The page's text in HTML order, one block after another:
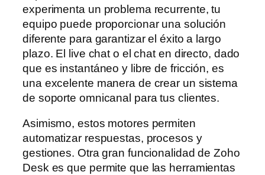
experimenta un problema recurrente, tu
equipo puede proporcionar una solución
diferente para garantizar el éxito a largo
plazo. El live chat o el chat en directo, dado
que es instantáneo y libre de fricción, es
una excelente manera de crear un sistema
de soporte omnicanal para tus clientes.
Asimismo, estos motores permiten
automatizar respuestas, procesos y
gestiones. Otra gran funcionalidad de Zoho
Desk es que permite que las herramientas